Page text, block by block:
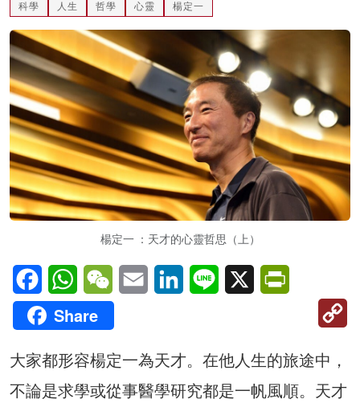
科學 人生 哲學 心靈 楊定一
楊定一 ：天才的心靈哲思（上）
FacebookWhatsAppWeChatEmail LinkedInLine X
Share
大家都形容楊定一為天才。在他人生的旅途中，
不論是求學或從事醫學研究都是一帆風順。天才